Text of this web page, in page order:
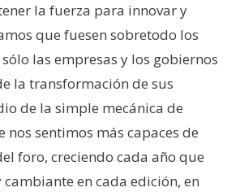
la fuerza para innovar y
que fuesen sobretodo los
las empresas y los gobiernos
la transformación de sus
de la simple mecánica de
nos sentimos más capaces de
foro, creciendo cada año que
en cada edición, en